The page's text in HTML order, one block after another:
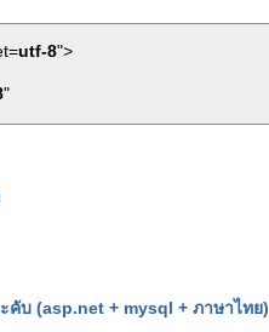
utf-8">
"
บ (asp.net + mysql + ภาษาไทย)